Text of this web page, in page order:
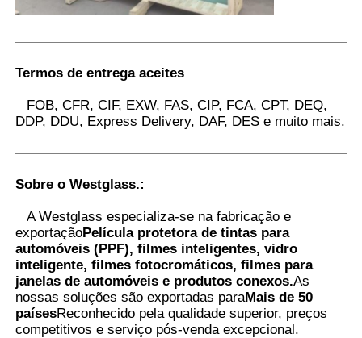
Termos de entrega aceites
FOB, CFR, CIF, EXW, FAS, CIP, FCA, CPT, DEQ,
DDP, DDU, Express Delivery, DAF, DES e muito mais.
Sobre o Westglass.:
A Westglass especializa-se na fabricação e
exportaçãoPelícula protetora de tintas para
automóveis (PPF), filmes inteligentes, vidro
inteligente, filmes fotocromáticos, filmes para
janelas de automóveis e produtos conexos.As
nossas soluções são exportadas paraMais de 50
paísesReconhecido pela qualidade superior, preços
competitivos e serviço pós-venda excepcional.